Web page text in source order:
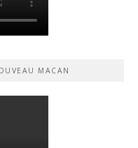
MACAN